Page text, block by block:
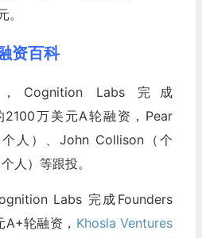
资百科
Cognition Labs 完成
2100万美元A轮融资，Pear
人）、John Collison（个
人）等跟投。
Labs 完成Founders
A+轮融资， Khosla Ventures